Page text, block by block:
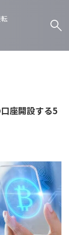
座開設する5